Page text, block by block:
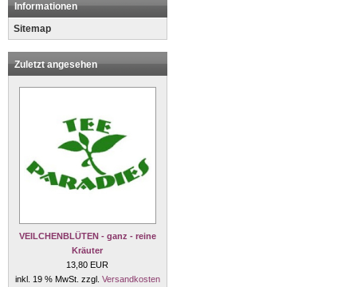
Informationen
Sitemap
Zuletzt angesehen
VEILCHENBLÜTEN - ganz - reine
Kräuter
13,80 EUR
inkl. 19 % MwSt. zzgl. Versandkosten